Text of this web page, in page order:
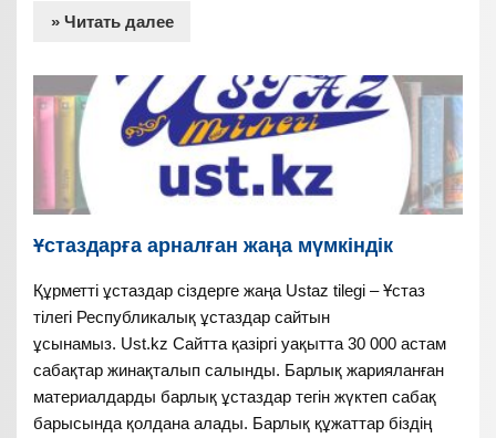
» Читать далее
Ұстаздарға арналған жаңа мүмкіндік
Құрметті ұстаздар сіздерге жаңа Ustaz tilegi – Ұстаз
тілегі Республикалық ұстаздар сайтын
ұсынамыз. Ust.kz Сайтта қазіргі уақытта 30 000 астам
сабақтар жинақталып салынды. Барлық жарияланған
материалдарды барлық ұстаздар тегін жүктеп сабақ
барысында қолдана алады. Барлық құжаттар біздің